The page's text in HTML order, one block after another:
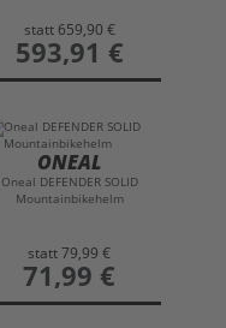
statt 659,90 €
preis
593,91 €
ONEAL
Oneal DEFENDER SOLID
Mountainbikehelm
statt79,99 €
preis
71,99 €